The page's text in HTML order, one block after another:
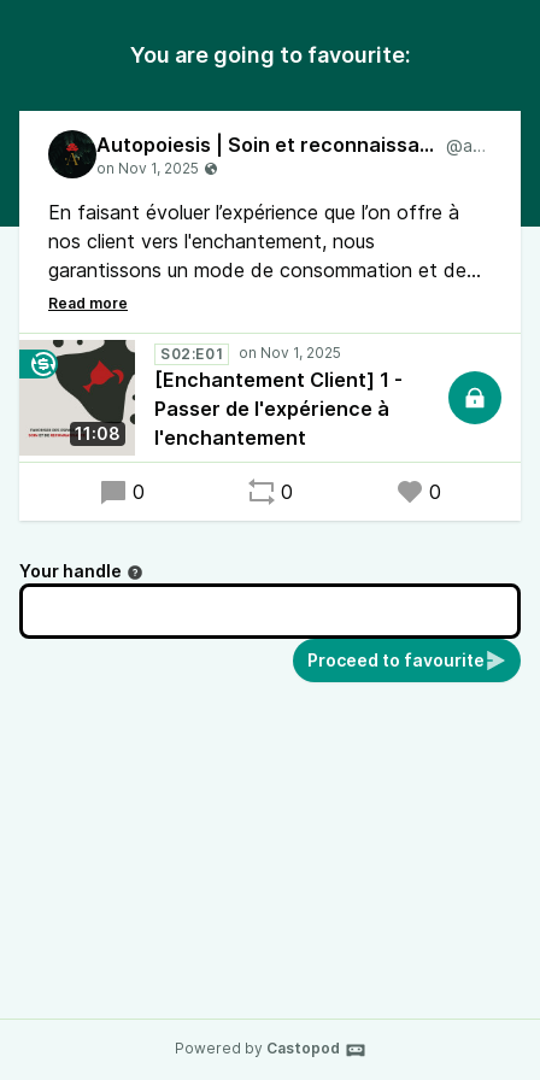
You are going to favourite:
Autopoiesis | Soin et reconnaissance @ap4
En faisant évoluer l’expérience que l’on offre à
nos client vers l'enchantement, nous
garantissons un mode de consommation et de
création durable dans lequel les deux factions
sont responsables l'une de l'autre. Cela renforce
la marque, mais aussi les individus qui s'engagent
dans la relation.
11:08
S02:E01
[Enchantement Client] 1 -
Passer de l'expérience à
l'enchantement
0 0 0
Your handle
Proceed to favourite
Powered by Castopod